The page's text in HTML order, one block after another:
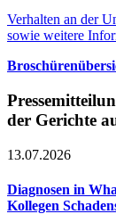
Verhalten an der
sowie weitere
der Gerichte
13.07.2026
Diagnosen in
Kollegen